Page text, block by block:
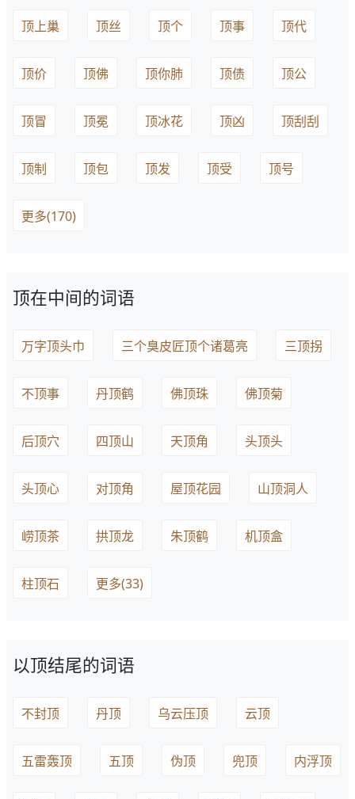
顶上巢 顶丝 顶个 顶事 顶代
顶价 顶佛 顶你肺 顶债 顶公
顶冒 顶冕 顶冰花 顶凶 顶刮刮
顶制 顶包 顶发 顶受 顶号
更多(170)
顶在中间的词语
万字顶头巾 三个臭皮匠顶个诸葛亮 三顶拐
不顶事 丹顶鹤 佛顶珠 佛顶菊
后顶穴 四顶山 天顶角 头顶头
头顶心 对顶角 屋顶花园 山顶洞人
崂顶茶 拱顶龙 朱顶鹤 机顶盒
柱顶石 更多(33)
以顶结尾的词语
不封顶 丹顶 乌云压顶 云顶
五雷轰顶 五顶 伪顶 兜顶 内浮顶